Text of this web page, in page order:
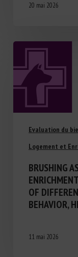
20 mai 2026
Evaluation du
Logement et
BRUSHING
OF
BEHAVIOR,
11 mai 2026